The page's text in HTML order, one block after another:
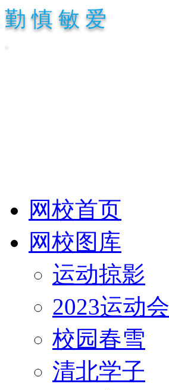
勤 慎 敏 爱
网校首页
网校图库
运动掠影
2023运动会
校园春雪
清北学子